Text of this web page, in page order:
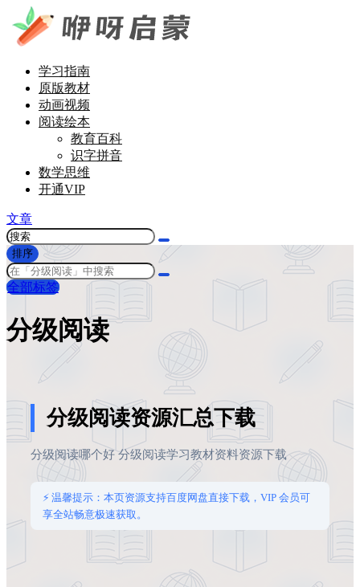
学习指南
原版教材
动画视频
阅读绘本
教育百科
识字拼音
数学思维
开通VIP
文章
排序
全部标签
分级阅读
分级阅读资源汇总下载
分级阅读哪个好 分级阅读学习教材资料资源下载
⚡ 温馨提示：本页资源支持百度网盘直接下载，VIP 会员可
享全站畅意极速获取。